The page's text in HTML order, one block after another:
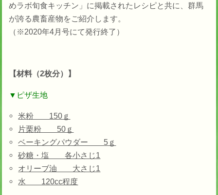
めラボ旬食キッチン」に掲載されたレシピと共に、群馬
が誇る農畜産物をご紹介します。
（※2020年4月号にて発行終了）
【材料（2枚分）】
▼ピザ生地
米粉 150ｇ
片栗粉 50ｇ
ベーキングパウダー 5ｇ
砂糖・塩 各小さじ1
オリーブ油 大さじ1
水 120cc程度